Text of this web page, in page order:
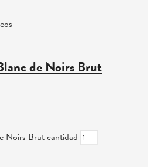
de Noirs Brut
Noirs Brut cantidad